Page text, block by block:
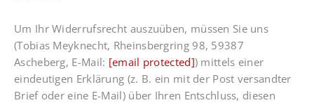
Um Ihr Widerrufsrecht auszuüben, müssen Sie uns
(Tobias Meyknecht, Rheinsbergring 98, 59387
Ascheberg, E-Mail: [email protected]) mittels einer
eindeutigen Erklärung (z. B. ein mit der Post versandter
Brief oder eine E-Mail) über Ihren Entschluss, diesen